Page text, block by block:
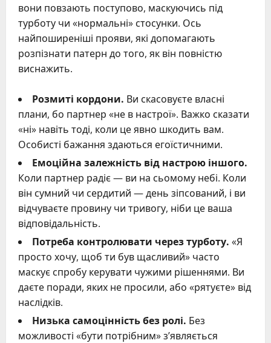
вони повзають поступово, маскуючись під
турботу чи «нормальні» стосунки. Ось
найпоширеніші прояви, які допомагають
розпізнати патерн до того, як він повністю
виснажить.
Розмиті кордони. Ви скасовуєте власні
плани, бо партнер «не в настрої». Важко сказати
«ні» навіть тоді, коли це явно шкодить вам.
Особисті бажання здаються егоїстичними.
Емоційна залежність від настрою іншого.
Коли партнер радіє — ви на сьомому небі. Коли
він сумний чи сердитий — день зіпсований, і ви
відчуваєте провину чи тривогу, ніби це ваша
відповідальність.
Потреба контролювати через турботу. «Я
просто хочу, щоб ти був щасливий» часто
маскує спробу керувати чужими рішеннями. Ви
даєте поради, яких не просили, або «рятуєте» від
наслідків.
Низька самоцінність без ролі. Без
можливості «бути потрібним» з’являється